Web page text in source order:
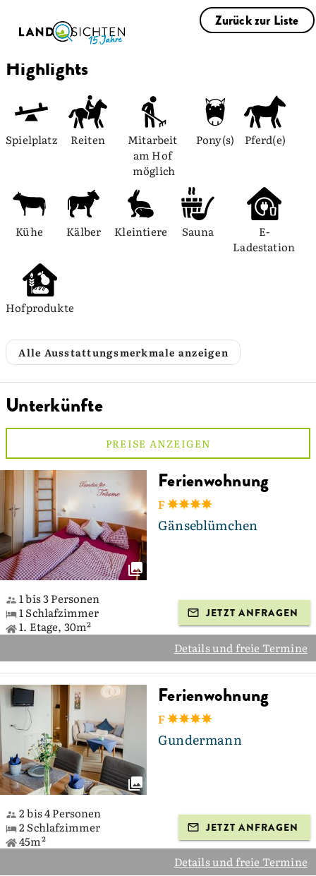
Zurück zur Liste
Highlights
Spielplatz Reiten
Mitarbeit
am Hof
möglich
Pony(s) Pferd(e)
Kühe Kälber Kleintiere Sauna
E-
Ladestation
Hofprodukte
Alle Ausstattungsmerkmale anzeigen
Unterkünfte
PREISE ANZEIGEN
Ferienwohnung
F
Gänseblümchen
1 bis 3 Personen
1 Schlafzimmer
1. Etage, 30m²
JETZT ANFRAGEN
Details und freie Termine
Ferienwohnung
F
Gundermann
2 bis 4 Personen
2 Schlafzimmer
45m²
JETZT ANFRAGEN
Details und freie Termine